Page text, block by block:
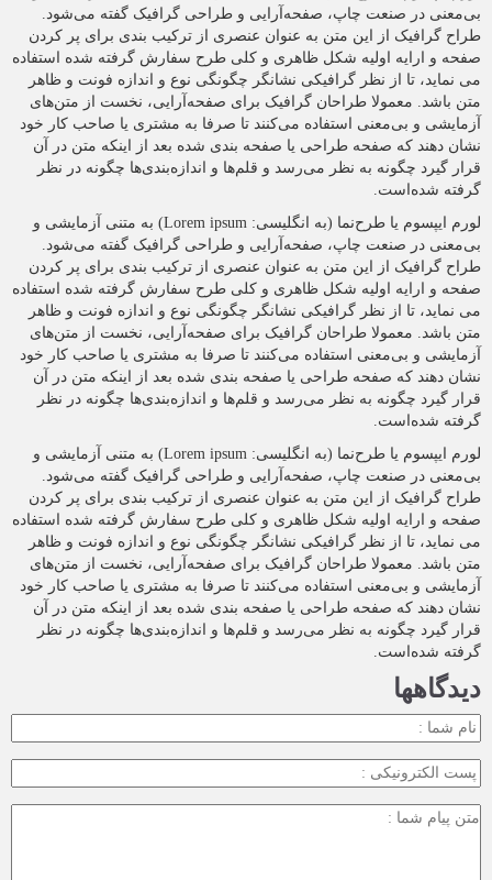
بی‌معنی در صنعت چاپ، صفحه‌آرایی و طراحی گرافیک گفته می‌شود.
طراح گرافیک از این متن به عنوان عنصری از ترکیب بندی برای پر کردن
صفحه و ارایه اولیه شکل ظاهری و کلی طرح سفارش گرفته شده استفاده
می نماید، تا از نظر گرافیکی نشانگر چگونگی نوع و اندازه فونت و ظاهر
متن باشد. معمولا طراحان گرافیک برای صفحه‌آرایی، نخست از متن‌های
آزمایشی و بی‌معنی استفاده می‌کنند تا صرفا به مشتری یا صاحب کار خود
نشان دهند که صفحه طراحی یا صفحه بندی شده بعد از اینکه متن در آن
قرار گیرد چگونه به نظر می‌رسد و قلم‌ها و اندازه‌بندی‌ها چگونه در نظر
گرفته شده‌است.
لورم ایپسوم یا طرح‌نما (به انگلیسی: Lorem ipsum) به متنی آزمایشی و
بی‌معنی در صنعت چاپ، صفحه‌آرایی و طراحی گرافیک گفته می‌شود.
طراح گرافیک از این متن به عنوان عنصری از ترکیب بندی برای پر کردن
صفحه و ارایه اولیه شکل ظاهری و کلی طرح سفارش گرفته شده استفاده
می نماید، تا از نظر گرافیکی نشانگر چگونگی نوع و اندازه فونت و ظاهر
متن باشد. معمولا طراحان گرافیک برای صفحه‌آرایی، نخست از متن‌های
آزمایشی و بی‌معنی استفاده می‌کنند تا صرفا به مشتری یا صاحب کار خود
نشان دهند که صفحه طراحی یا صفحه بندی شده بعد از اینکه متن در آن
قرار گیرد چگونه به نظر می‌رسد و قلم‌ها و اندازه‌بندی‌ها چگونه در نظر
گرفته شده‌است.
لورم ایپسوم یا طرح‌نما (به انگلیسی: Lorem ipsum) به متنی آزمایشی و
بی‌معنی در صنعت چاپ، صفحه‌آرایی و طراحی گرافیک گفته می‌شود.
طراح گرافیک از این متن به عنوان عنصری از ترکیب بندی برای پر کردن
صفحه و ارایه اولیه شکل ظاهری و کلی طرح سفارش گرفته شده استفاده
می نماید، تا از نظر گرافیکی نشانگر چگونگی نوع و اندازه فونت و ظاهر
متن باشد. معمولا طراحان گرافیک برای صفحه‌آرایی، نخست از متن‌های
آزمایشی و بی‌معنی استفاده می‌کنند تا صرفا به مشتری یا صاحب کار خود
نشان دهند که صفحه طراحی یا صفحه بندی شده بعد از اینکه متن در آن
قرار گیرد چگونه به نظر می‌رسد و قلم‌ها و اندازه‌بندی‌ها چگونه در نظر
گرفته شده‌است.
دیدگاهها